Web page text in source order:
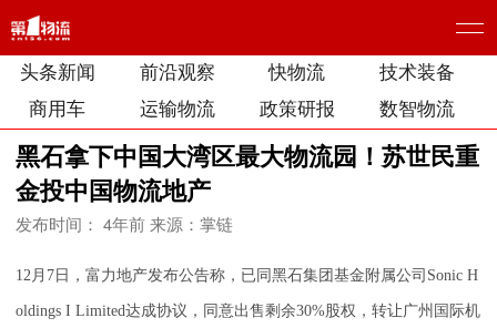
头条新闻 前沿观察 快物流
技术装备
商用车
运输物流 政策研报 数智物流
黑石拿下中国大湾区最大物流园！苏世民重
金投中国物流地产
发布时间： 4年前来源：掌链
12月7日，富力地产发布公告称，已同黑石集团基金附属公司Sonic H
oldings I Limited达成协议，同意出售剩余30%股权，转让广州国际机